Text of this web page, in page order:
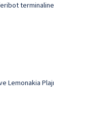
terminaline
Lemonakia Plajı